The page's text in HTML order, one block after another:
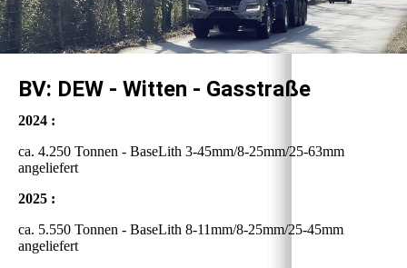
BV: DEW - Witten - Gasstraße
2024 :
ca. 4.250 Tonnen - BaseLith 3-45mm/8-25mm/25-63mm
angeliefert
2025 :
ca. 5.550 Tonnen - BaseLith 8-11mm/8-25mm/25-45mm
angeliefert